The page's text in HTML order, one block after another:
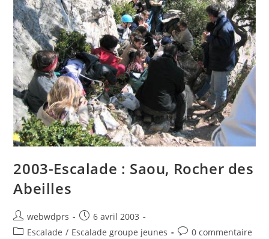
2003-Escalade : Saou, Rocher des
Abeilles
webwdprs
6 avril 2003
Escalade / Escalade groupe jeunes 0 commentaire